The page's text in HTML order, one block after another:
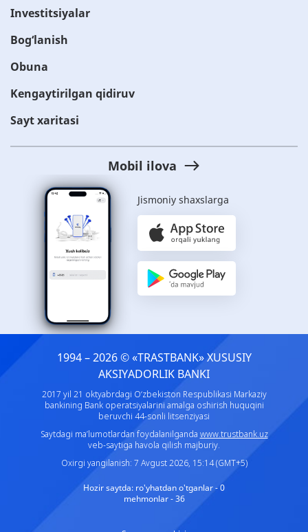
Investitsiyalar
Bog‘lanish
Obuna
Kengaytirilgan qidiruv
Sayt xaritasi
Mobil ilova
Jismoniy shaxslarga
1994 – 2026 © «TRASTBANK» ХUSUSIY
AKSIYADORLIK BANKI
2017 yil 21 oktyabrdagi O‘zbekiston Respublikasi Markaziy
bankining Bank operatsiyalarini amalga oshirish huquqini
beruvchi 44-sonli litsenziyasi
Saytdagi ma’lumotlardan foydalanilganda www.trustbank.uz
veb-saytiga havola qilish majburiy.
Oxirgi yangilanish: 7 Avgust 2026, 15:14 (GMT+5)
Hozir saytda: ro'yhatdan o'tganlar - 0
mehmonlar - 36